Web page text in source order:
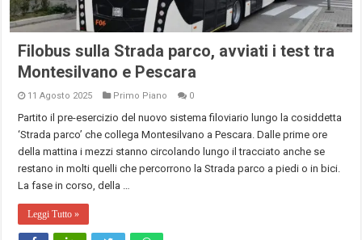
Filobus sulla Strada parco, avviati i test tra
Montesilvano e Pescara
11 Agosto 2025 Primo Piano 0
Partito il pre-esercizio del nuovo sistema filoviario lungo la cosiddetta
‘Strada parco’ che collega Montesilvano a Pescara. Dalle prime ore
della mattina i mezzi stanno circolando lungo il tracciato anche se
restano in molti quelli che percorrono la Strada parco a piedi o in bici.
La fase in corso, della …
Leggi Tutto »